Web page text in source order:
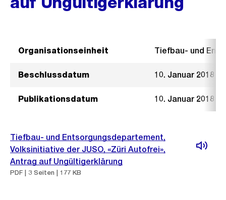
Organisationseinheit Tiefbau- und
Beschlussdatum 10. Januar 2018
Publikationsdatum 10. Januar 2018
Tiefbau- und Entsorgungsdepartement,
Volksinitiative der JUSO, «Züri Autofrei»,
Antrag auf Ungültigerklärung
PDF | 3 Seiten | 177 KB